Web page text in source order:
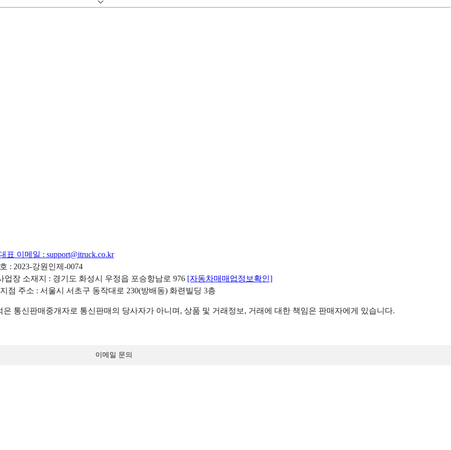
표 이메일 : support@itruck.co.kr
: 2023-강원인제-0074
업장 소재지 : 경기도 화성시 우정읍 포승항남로 976 [자동차매매업정보확인]
점 주소 : 서울시 서초구 동작대로 230(방배동) 화련빌딩 3층
통신판매중개자로 통신판매의 당사자가 아니며, 상품 및 거래정보, 거래에 대한 책임은 판매자에게 있습니다.
이메일 문의